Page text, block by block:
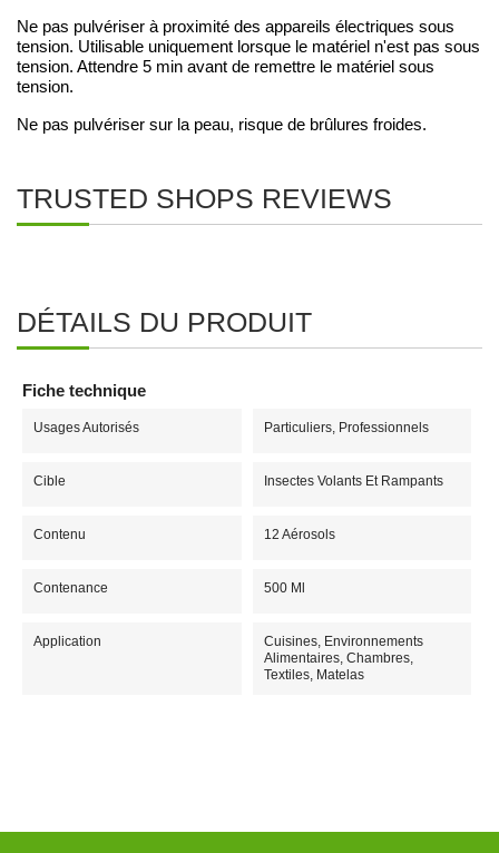
Ne pas pulvériser à proximité des appareils électriques sous
tension. Utilisable uniquement lorsque le matériel n'est pas sous
tension. Attendre 5 min avant de remettre le matériel sous
tension.
Ne pas pulvériser sur la peau, risque de brûlures froides.
TRUSTED SHOPS REVIEWS
DÉTAILS DU PRODUIT
Fiche technique
Usages Autorisés Particuliers, Professionnels
Cible Insectes Volants Et Rampants
Contenu 12 Aérosols
Contenance 500 Ml
Application
Cuisines, Environnements
Alimentaires, Chambres,
Textiles, Matelas